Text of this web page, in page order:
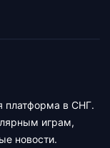
платформа в СНГ.
играм,
новости.